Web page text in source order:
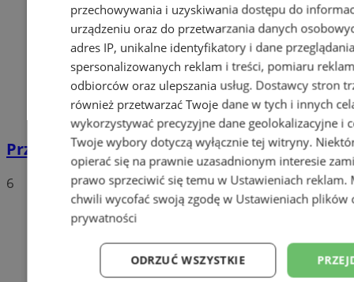
Przebudowa drogi wojewódzkiej nr 925
6
przechowywania i uzyskiwania dostępu do
urządzeniu oraz do przetwarzania danych
adres IP, unikalne identyfikatory i dane
spersonalizowanych reklam i treści, pomiaru
odbiorców oraz ulepszania usług. Dostawcy stron
również przetwarzać Twoje dane w tych i innych
wykorzystywać precyzyjne dane geolokalizacyjne i
Twoje wybory dotyczą wyłącznie tej witryny.
opierać się na prawnie uzasadnionym interesie
prawo sprzeciwić się temu w Ustawieniach reklam.
chwili wycofać swoją zgodę w Ustawieniach plików
prywatności
ODRZUĆ WSZYSTKIE